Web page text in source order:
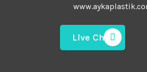
Live Chat